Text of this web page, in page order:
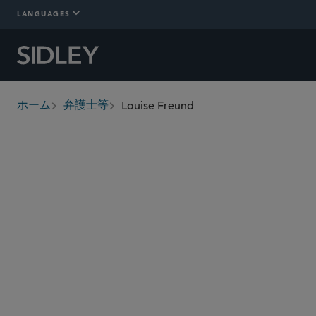
LANGUAGES
breadcrumbs
ホーム 弁護士等 Louise Freund